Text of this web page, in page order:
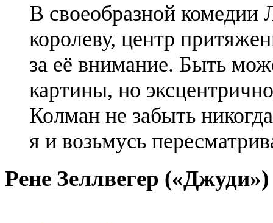
В своеобразной комедии
королеву, центр
за её внимание. Быть
картины, но
Колман не забыть
я и возьмусь
Рене Зеллвегер («Джуди»)